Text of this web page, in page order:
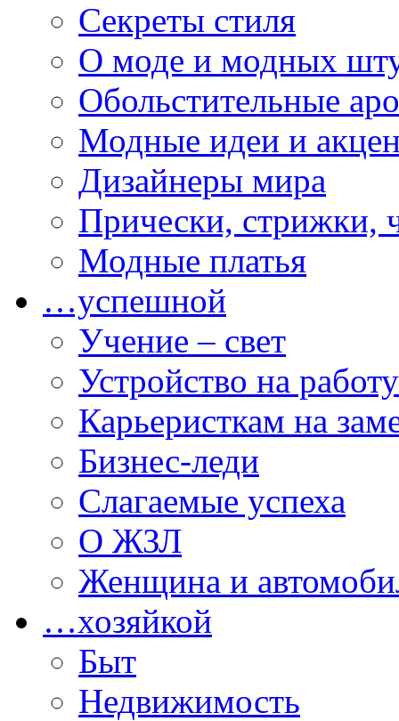
Секреты стиля
О моде и модных
Обольстительные
Модные идеи и
Дизайнеры мира
Прически, стрижки,
Модные платья
…успешной
Учение – свет
Устройство на работу
Карьеристкам на
Бизнес-леди
Слагаемые успеха
О ЖЗЛ
Женщина и
…хозяйкой
Быт
Недвижимость